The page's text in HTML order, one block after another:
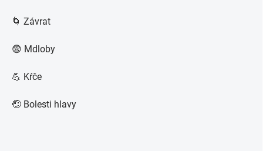
🌀 Závrat
😨 Mdloby
💪 Kŕče
🤕 Bolesti hlavy